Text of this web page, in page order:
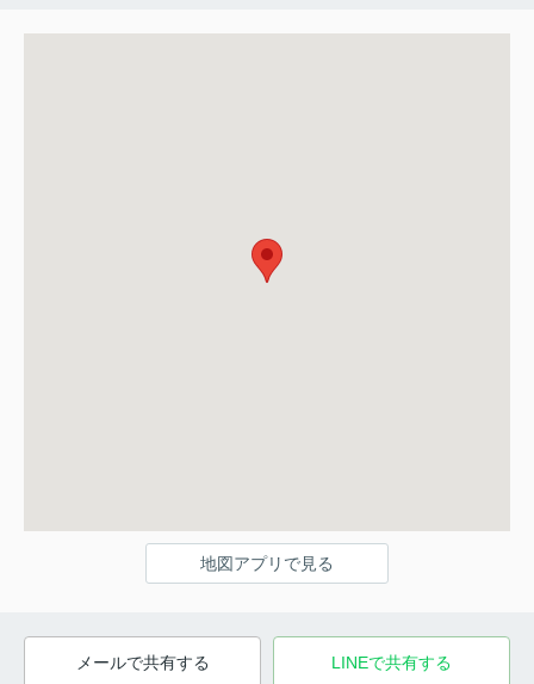
地図アプリで見る
メールで共有する LINEで共有する